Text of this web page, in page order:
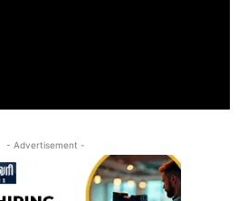
- Advertisement -